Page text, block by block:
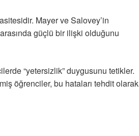
Mayer ve Salovey’in
güçlü bir ilişki olduğunu
“yetersizlik” duygusunu tetikler.
öğrenciler, bu hataları tehdit olarak